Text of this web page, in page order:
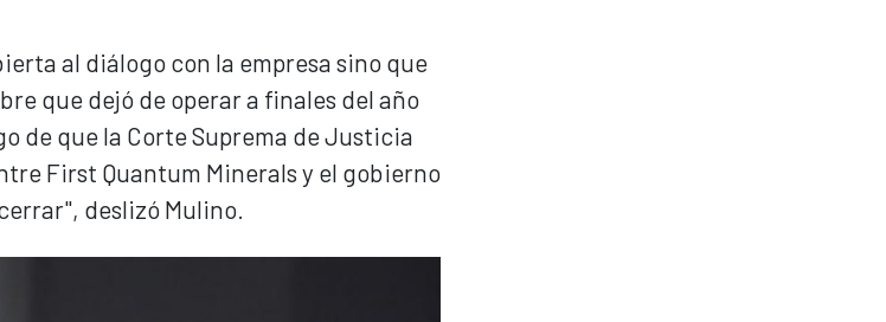
al diálogo con la empresa sino que
que dejó de operar a finales del año
de que la Corte Suprema de Justicia
First Quantum Minerals y el gobierno
deslizó Mulino.